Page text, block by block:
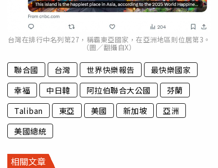
台灣在排行中名列第27，稱霸東亞國家，在亞洲地區則位居第3。
（圖／翻攝自X）
聯合國 台灣 世界快樂報告
最快樂國家
幸福
中日韓 阿拉伯聯合大公國
芬蘭
Taliban
東亞 美國 新加坡
亞洲
美國總統
相關文章